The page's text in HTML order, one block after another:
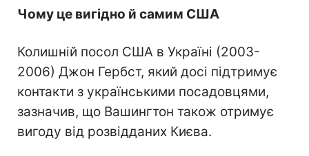
Чому це вигідно й самим США
Колишній посол США в Україні (2003-
2006) Джон Гербст, який досі підтримує
контакти з українськими посадовцями,
зазначив, що Вашингтон також отримує
вигоду від розвідданих Києва.